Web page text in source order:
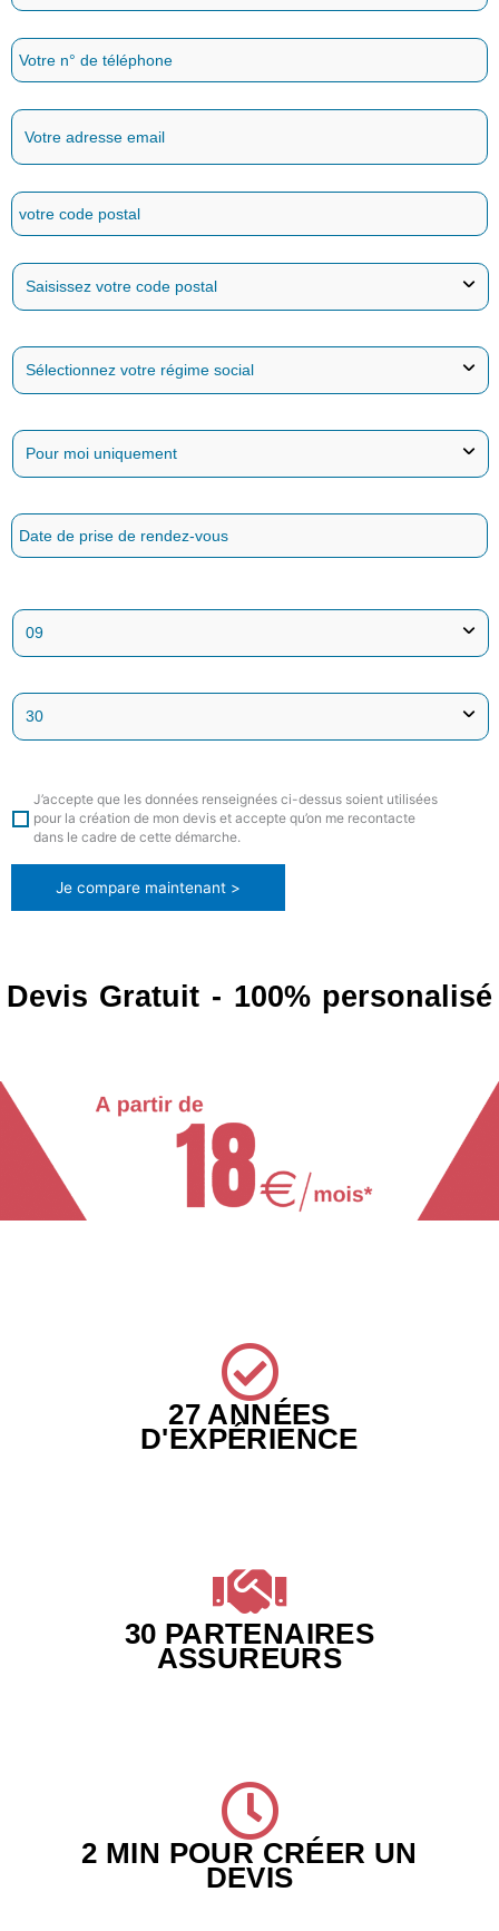
Devis Gratuit - 100% personalisé
J’accepte que les données renseignées ci-dessus soient utilisées
pour la création de mon devis et accepte qu’on me recontacte
dans le cadre de cette démarche.
Je compare maintenant >
27 ANNÉES
D'EXPÉRIENCE
30 PARTENAIRES
ASSUREURS
2 MIN POUR CRÉER UN
DEVIS